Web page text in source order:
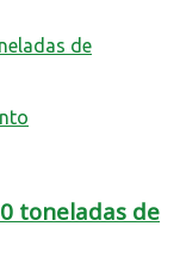
toneladas de